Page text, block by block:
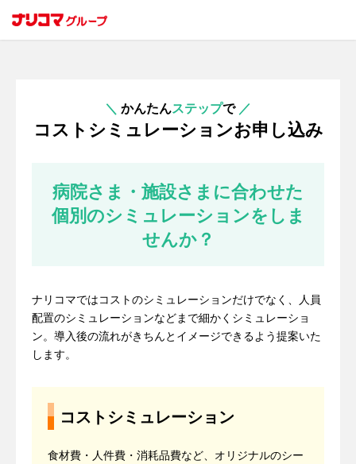
＼ かんたんステップで ／
コストシミュレーションお申し込み
病院さま・施設さまに合わせた
個別のシミュレーションをしま
せんか？
ナリコマではコストのシミュレーションだけでなく、人員
配置のシミュレーションなどまで細かくシミュレーショ
ン。導入後の流れがきちんとイメージできるよう提案いた
します。
コストシミュレーション
食材費・人件費・消耗品費など、オリジナルのシー